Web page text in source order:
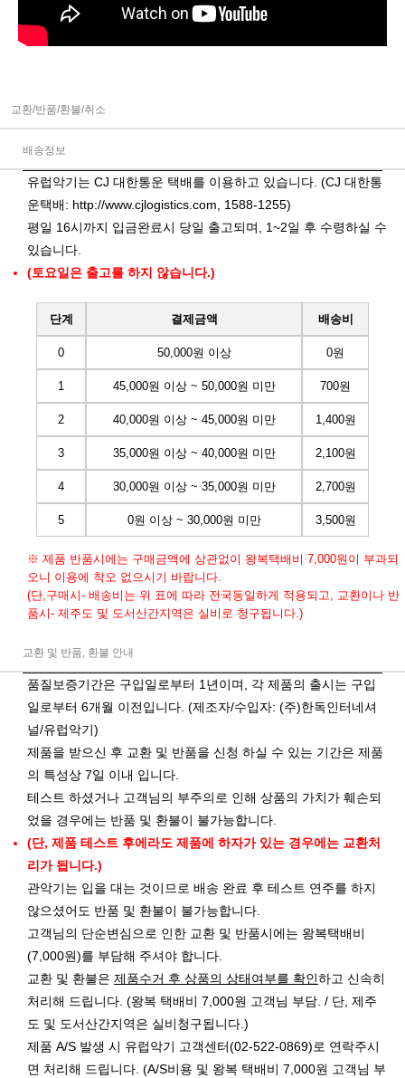
교환/반품/환불/취소
배송정보
유럽악기는 CJ 대한통운 택배를 이용하고 있습니다. (CJ 대한통
운택배: http://www.cjlogistics.com , 1588-1255)
평일 16시까지 입금완료시 당일 출고되며, 1~2일 후 수령하실 수
있습니다.
(토요일은 출고를 하지 않습니다.)
단계 결제금액 배송비
0 50,000원 이상 0원
1 45,000원 이상 ~ 50,000원 미만 700원
2 40,000원 이상 ~ 45,000원 미만 1,400원
3 35,000원 이상 ~ 40,000원 미만 2,100원
4 30,000원 이상 ~ 35,000원 미만 2,700원
5 0원 이상 ~ 30,000원 미만 3,500원
※ 제품 반품시에는 구매금액에 상관없이 왕복택배비 7,000원이 부과되
오니 이용에 착오 없으시기 바랍니다.
(단,구매시- 배송비는 위 표에 따라 전국동일하게 적용되고, 교환이나 반
품시- 제주도 및 도서산간지역은 실비로 청구됩니다.)
교환 및 반품, 환불 안내
품질보증기간은 구입일로부터 1년이며, 각 제품의 출시는 구입
일로부터 6개월 이전입니다. (제조자/수입자: (주)한독인터네셔
널/유럽악기)
제품을 받으신 후 교환 및 반품을 신청 하실 수 있는 기간은 제품
의 특성상 7일 이내 입니다.
테스트 하셨거나 고객님의 부주의로 인해 상품의 가치가 훼손되
었을 경우에는 반품 및 환불이 불가능합니다.
(단, 제품 테스트 후에라도 제품에 하자가 있는 경우에는 교환처
리가 됩니다.)
관악기는 입을 대는 것이므로 배송 완료 후 테스트 연주를 하지
않으셨어도 반품 및 환불이 불가능합니다.
고객님의 단순변심으로 인한 교환 및 반품시에는 왕복택배비
(7,000원)를 부담해 주셔야 합니다.
교환 및 환불은 제품수거 후 상품의 상태여부를 확인하고 신속히
처리해 드립니다. (왕복 택배비 7,000원 고객님 부담. / 단, 제주
도 및 도서산간지역은 실비청구됩니다.)
제품 A/S 발생 시 유럽악기 고객센터(02-522-0869)로 연락주시
면 처리해 드립니다. (A/S비용 및 왕복 택배비 7,000원 고객님 부